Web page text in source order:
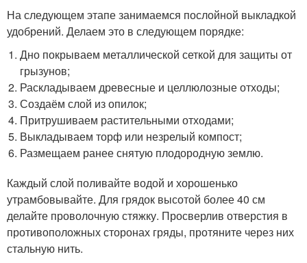
На следующем этапе занимаемся послойной выкладкой
удобрений. Делаем это в следующем порядке:
Дно покрываем металлической сеткой для защиты от
грызунов;
Раскладываем древесные и целлюлозные отходы;
Создаём слой из опилок;
Притрушиваем растительными отходами;
Выкладываем торф или незрелый компост;
Размещаем ранее снятую плодородную землю.
Каждый слой поливайте водой и хорошенько
утрамбовывайте. Для грядок высотой более 40 см
делайте проволочную стяжку. Просверлив отверстия в
противоположных сторонах гряды, протяните через них
стальную нить.